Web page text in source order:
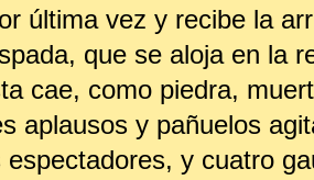
última vez y recibe la
que se aloja en la
cae, como piedra,
aplausos y pañuelos
espectadores, y cuatro